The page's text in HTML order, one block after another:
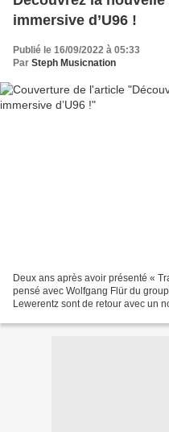
immersive d’U96 !
Publié le 16/09/2022 à 05:33
Par Steph Musicnation
Deux ans après avoir présenté «
pensé avec Wolfgang Flür du
Lewerentz sont de retour avec un